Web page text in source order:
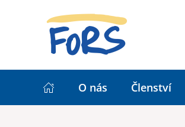
O nás Členství